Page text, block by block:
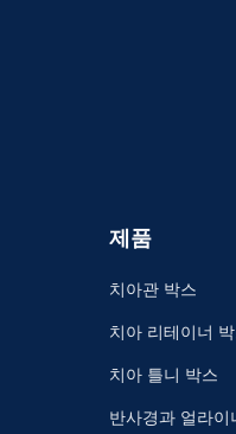
제품
치아관 박스
치아 리테이너
치아 틀니 박스
반사경과 얼라이